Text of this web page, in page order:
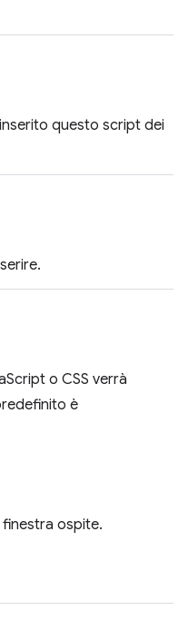
questo script dei
o CSS verrà
è
finestra ospite.